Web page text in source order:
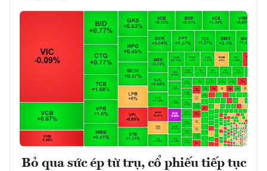
Bỏ qua sức ép từ trụ, cổ phiếu tiếp tục